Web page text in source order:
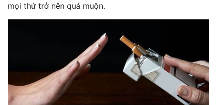
mọi thứ trở nên quá muộn.